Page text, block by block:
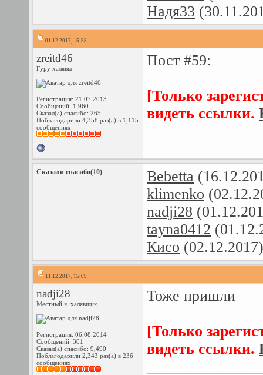
Надя33
01.12.2017, 15:58
zreitd46
Гуру халявы
Регистрация: 21.07.2013
Сообщений: 1,960
Сказал(а) спасибо: 265
Поблагодарили 4,358 раз(а) в 1,115
сообщениях
Пост #59:
[Только
видеть ссылки.
Сказали спасибо(10) Bebetta
klimenko
nadji28
tayna0412
Кисо
11.12.2017, 15:09
nadji28
Местный я, халявщик
Регистрация: 06.08.2014
Сообщений: 301
Сказал(а) спасибо: 9,490
Поблагодарили 2,343 раз(а) в 236
сообщениях
Тоже пришли
[Только
видеть ссылки.